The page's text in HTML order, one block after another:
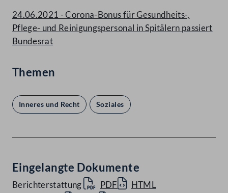
24.06.2021 - Corona-Bonus für Gesundheits-,
Pflege- und Reinigungspersonal in Spitälern passiert
Bundesrat
Themen
Inneres und Recht Soziales
Eingelangte Dokumente
Berichterstattung PDF
HTML